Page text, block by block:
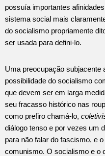
possuía importantes
sistema social mais
do socialismo propriamente
ser usada para defini-lo.
Uma preocupação subjacente
possibi­lidade do socialismo
que devem ser em larga
seu fracasso histó­rico nas
como prefiro chamá-lo,
diálogo tenso e por vezes um
para não falar do fascismo, e
comunismo. O socialismo e o